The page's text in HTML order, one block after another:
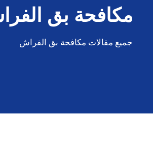
مكافحة بق
جميع مقالات مكافحة بق الفراش